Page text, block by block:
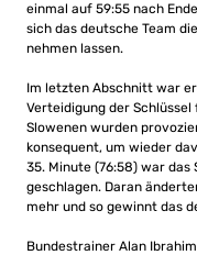
einmal auf 59:55 nach
sich das deutsche Team
nehmen lassen.
Im letzten Abschnitt war
Verteidigung der
Slowenen wurden
konsequent, um wieder
35. Minute (76:58) war
geschlagen. Daran
mehr und so gewinnt das
Bundestrainer Alan